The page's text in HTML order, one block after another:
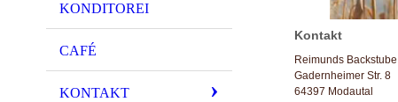
KONDITOREI
CAFÉ
KONTAKT
Kontakt
Reimunds
Gadernheimer Str. 8
64397 Modautal